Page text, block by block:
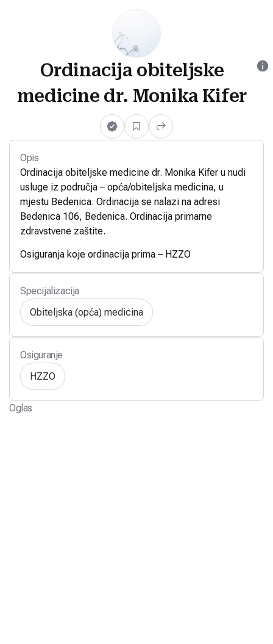
Ordinacija obiteljske
medicine dr. Monika Kifer
Opis
Ordinacija obiteljske medicine dr. Monika Kifer u nudi
usluge iz područja – opća/obiteljska medicina, u
mjestu Bedenica. Ordinacija se nalazi na adresi
Bedenica 106, Bedenica. Ordinacija primarne
zdravstvene zaštite.
Osiguranja koje ordinacija prima – HZZO
Specijalizacija
Obiteljska (opća) medicina
Osiguranje
HZZO
Oglas